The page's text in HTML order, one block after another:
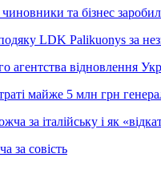
та бізнес
LDK Palikuonys за
агентства відновлення
майже 5 млн грн
за італійську і як
за совість